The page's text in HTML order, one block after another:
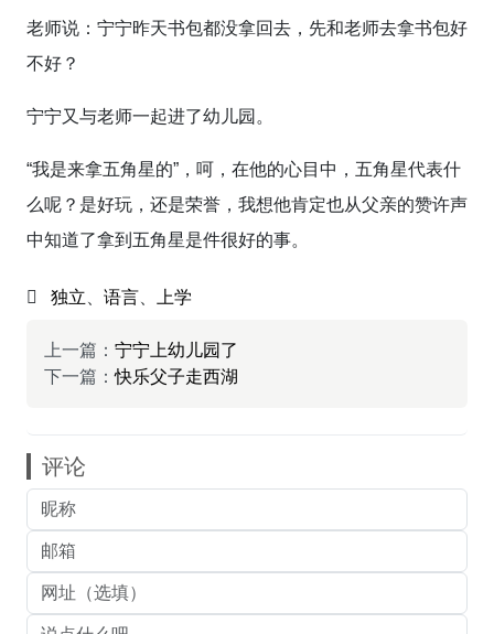
老师说：宁宁昨天书包都没拿回去，先和老师去拿书包好
不好？
宁宁又与老师一起进了幼儿园。
“我是来拿五角星的”，呵，在他的心目中，五角星代表什
么呢？是好玩，还是荣誉，我想他肯定也从父亲的赞许声
中知道了拿到五角星是件很好的事。
独立 语言 上学
上一篇： 宁宁上幼儿园了
下一篇：快乐父子走西湖
评论